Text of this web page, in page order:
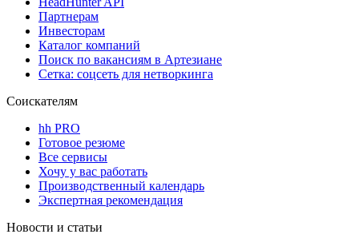
Партнерам
Инвесторам
Каталог компаний
Поиск по вакансиям в Артезиане
Сетка: соцсеть для нетворкинга
Соискателям
hh PRO
Готовое резюме
Все сервисы
Хочу у вас работать
Производственный календарь
Экспертная рекомендация
Новости и статьи